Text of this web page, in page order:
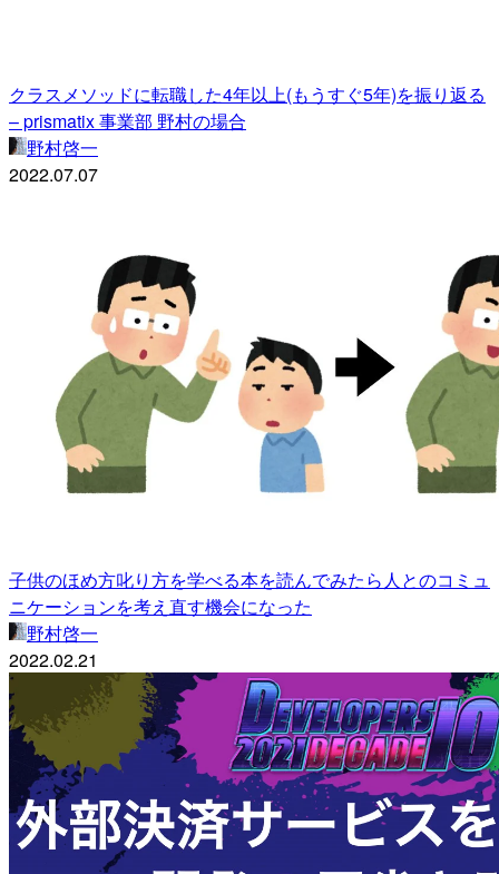
クラスメソッドに転職した4年以上(もうすぐ5年)を振り返る
– prismatix 事業部 野村の場合
野村啓一
2022.07.07
子供のほめ方叱り方を学べる本を読んでみたら人とのコミュ
ニケーションを考え直す機会になった
野村啓一
2022.02.21